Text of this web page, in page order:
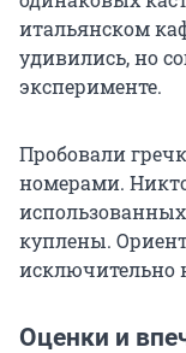
итальянском
удивились, но
эксперименте.
Пробовали
номерами.
куплены.
исключительно
Оценки и